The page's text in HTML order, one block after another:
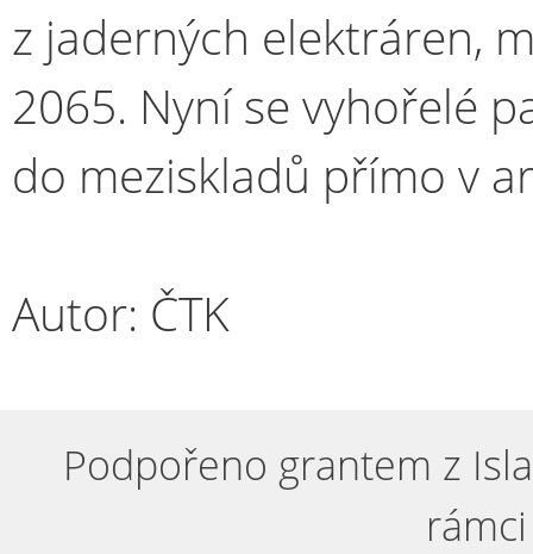
z jaderných elektráren,
2065. Nyní se vyhořelé
do meziskladů přímo v
Autor: ČTK
Podpořeno grantem z